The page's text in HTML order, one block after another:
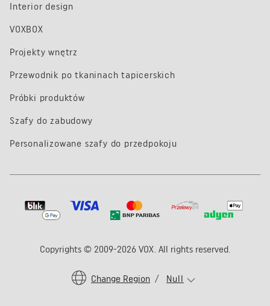
Interior design
VOXBOX
Projekty wnętrz
Przewodnik po tkaninach tapicerskich
Próbki produktów
Szafy do zabudowy
Personalizowane szafy do przedpokoju
Copyrights © 2009-2026 VOX. All rights reserved.
Change Region / Null